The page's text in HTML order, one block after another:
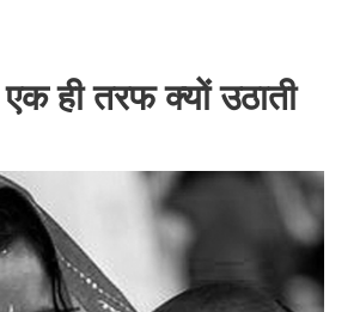
ही तरफ क्यों उठाती